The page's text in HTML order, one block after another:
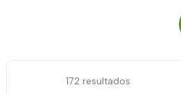
172 resultados